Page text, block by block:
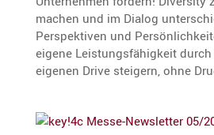
machen und im Dialog
Perspektiven und
eigene Leistungsfähigkeit durch
eigenen Drive steigern, ohne